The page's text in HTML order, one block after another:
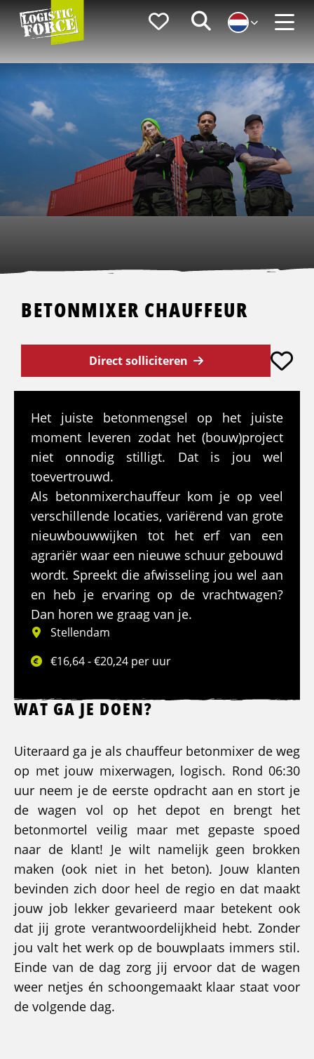
Logistic
Force
FavorietenZoeken
BETONMIXER CHAUFFEUR
Direct solliciteren
Het juiste betonmengsel op het juiste
moment leveren zodat het (bouw)project
niet onnodig stilligt. Dat is jou wel
toevertrouwd.
Als betonmixerchauffeur kom je op veel
verschillende locaties, variërend van grote
nieuwbouwwijken tot het erf van een
agrariër waar een nieuwe schuur gebouwd
wordt. Spreekt die afwisseling jou wel aan
en heb je ervaring op de vrachtwagen?
Dan horen we graag van je.
Stellendam
€16,64 - €20,24 per uur
WAT GA JE DOEN?
Uiteraard ga je als chauffeur betonmixer de weg
op met jouw mixerwagen, logisch. Rond 06:30
uur neem je de eerste opdracht aan en stort je
de wagen vol op het depot en brengt het
betonmortel veilig maar met gepaste spoed
naar de klant! Je wilt namelijk geen brokken
maken (ook niet in het beton). Jouw klanten
bevinden zich door heel de regio en dat maakt
jouw job lekker gevarieerd maar betekent ook
dat jij grote verantwoordelijkheid hebt. Zonder
jou valt het werk op de bouwplaats immers stil.
Einde van de dag zorg jij ervoor dat de wagen
weer netjes én schoongemaakt klaar staat voor
de volgende dag.